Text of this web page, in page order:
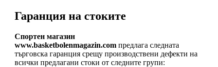
Гаранция на стоките
Спортен магазин
www.basketbolenmagazin.comпредлага следната
търговска гаранция срещу производствени дефекти на
всички предлагани стоки от следните групи: